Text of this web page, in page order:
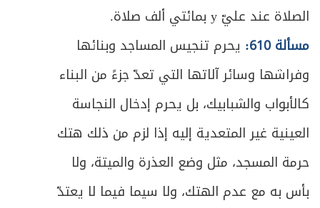
الصلاة عند عليّ y بمائتي ألف صلاة.
مسألة 610:
يحرم تنجيس المساجد وبنائها
وفراشها وسائر آلاتها التي تعدّ جزءً من البناء
كالأبواب والشبابيك، بل يحرم إدخال النجاسة
العينية غير المتعدية إليه إذا لزم من ذلك هتك
حرمة المسجد، مثل وضع العذرة والميتة، ولا
بأس به مع عدم الهتك، ولا سيما فيما لا يعتدّ